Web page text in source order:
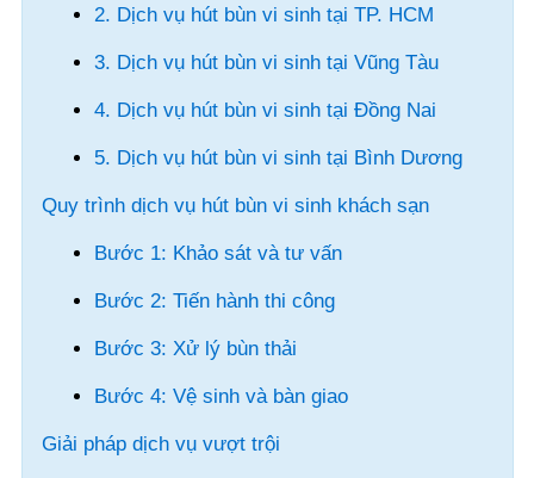
2. Dịch vụ hút bùn vi sinh tại TP. HCM
3. Dịch vụ hút bùn vi sinh tại Vũng Tàu
4. Dịch vụ hút bùn vi sinh tại Đồng Nai
5. Dịch vụ hút bùn vi sinh tại Bình Dương
Quy trình dịch vụ hút bùn vi sinh khách sạn
Bước 1: Khảo sát và tư vấn
Bước 2: Tiến hành thi công
Bước 3: Xử lý bùn thải
Bước 4: Vệ sinh và bàn giao
Giải pháp dịch vụ vượt trội